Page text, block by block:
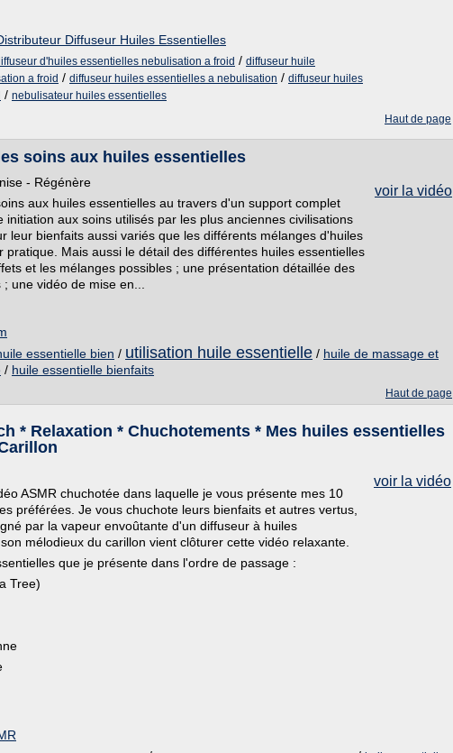
Diffuseur Huiles Essentielles
d'huiles essentielles nebulisation a froid / diffuseur huile
a froid / diffuseur huiles essentielles a nebulisation / diffuseur huiles
/ nebulisateur huiles essentielles
Haut de page
soins aux huiles essentielles
voir la vidéo
- Régénère
aux huiles essentielles au travers d'un support complet
initiation aux soins utilisés par les plus anciennes civilisations
leur bienfaits aussi variés que les différents mélanges d'huiles
pratique. Mais aussi le détail des différentes huiles essentielles
et les mélanges possibles ; une présentation détaillée des
une vidéo de mise en...
essentielle bien / utilisation huile essentielle / huile de massage et
/ huile essentielle bienfaits
Haut de page
* Relaxation * Chuchotements * Mes huiles essentielles
voir la vidéo
ASMR chuchotée dans laquelle je vous présente mes 10
préférées. Je vous chuchote leurs bienfaits et autres vertus,
par la vapeur envoûtante d'un diffuseur à huiles
mélodieux du carillon vient clôturer cette vidéo relaxante.
que je présente dans l'ordre de passage :
Tree)